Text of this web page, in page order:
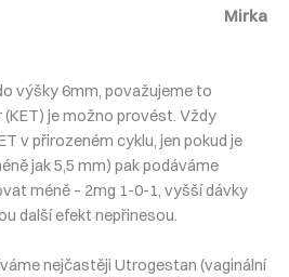
Mirka
výšky 6mm, považujeme to
je možno provést. Vždy
v přirozeném cyklu, jen pokud je
jak 5,5 mm) pak podáváme
méně – 2mg 1-0-1, vyšší dávky
další efekt nepřinesou.
nejčastěji Utrogestan (vaginální